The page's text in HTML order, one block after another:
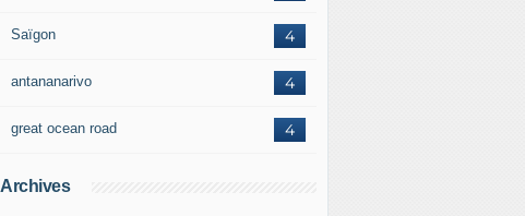
4
Saïgon
4
antananarivo
4
great ocean road
Archives